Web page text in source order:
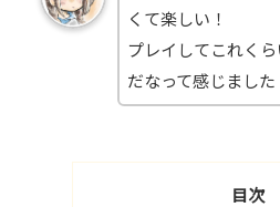
くて楽しい！
プレイしてこれく
だなって感じました
目次